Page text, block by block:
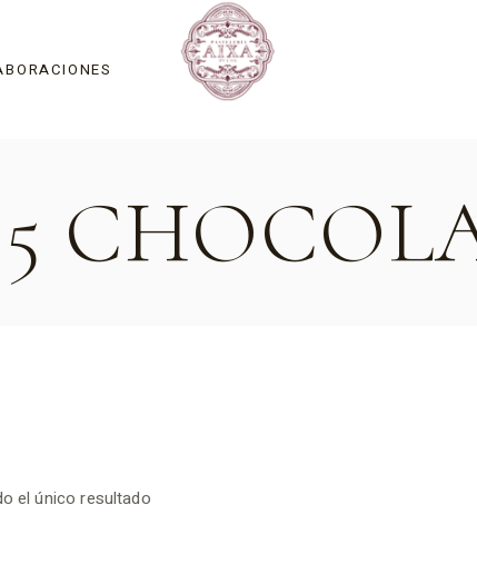
y fiestas
y mousses
Saladas
el único resultado